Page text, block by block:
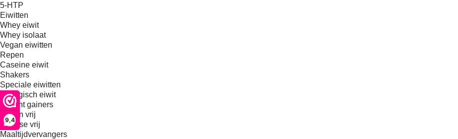
9,4
5-HTP
Eiwitten
Whey eiwit
Whey isolaat
Vegan eiwitten
Repen
Caseine eiwit
Shakers
Speciale eiwitten
Biologisch eiwit
Weight gainers
Gluten vrij
Lactose vrij
Maaltijdvervangers